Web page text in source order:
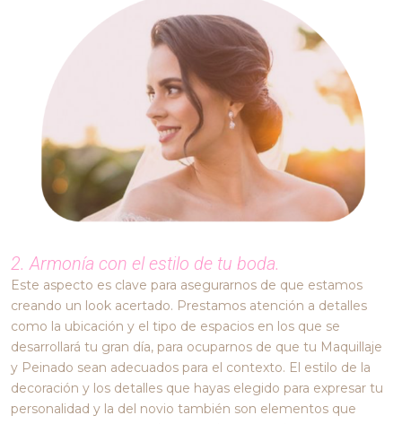
2. Armonía con el estilo de tu boda.
Este aspecto es clave para asegurarnos de que estamos
creando un look acertado. Prestamos atención a detalles
como la ubicación y el tipo de espacios en los que se
desarrollará tu gran día, para ocuparnos de que tu Maquillaje
y Peinado sean adecuados para el contexto. El estilo de la
decoración y los detalles que hayas elegido para expresar tu
personalidad y la del novio también son elementos que